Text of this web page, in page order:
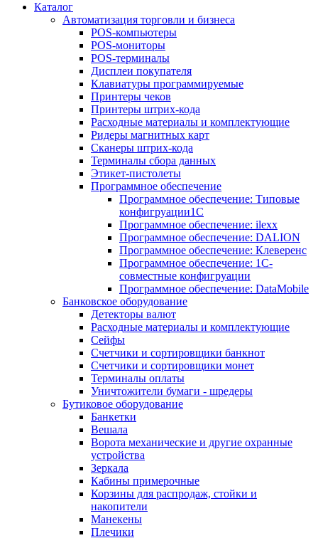
Каталог
Автоматизация торговли и бизнеса
POS-компьютеры
POS-мониторы
POS-терминалы
Дисплеи покупателя
Клавиатуры программируемые
Принтеры чеков
Принтеры штрих-кода
Расходные материалы и комплектующие
Ридеры магнитных карт
Сканеры штрих-кода
Терминалы сбора данных
Этикет-пистолеты
Программное обеспечение
Программное обеспечение: Типовые
конфигруации1С
Программное обеспечение: ilexx
Программное обеспечение: DALION
Программное обеспечение: Клеверенс
Программное обеспечение: 1С-
совместные конфигруации
Программное обеспечение: DataMobile
Банковское оборудование
Детекторы валют
Расходные материалы и комплектующие
Сейфы
Счетчики и сортировщики банкнот
Счетчики и сортировщики монет
Терминалы оплаты
Уничтожители бумаги - шредеры
Бутиковое оборудование
Банкетки
Вешала
Ворота механические и другие охранные
устройства
Зеркала
Кабины примерочные
Корзины для распродаж, стойки и
накопители
Манекены
Плечики